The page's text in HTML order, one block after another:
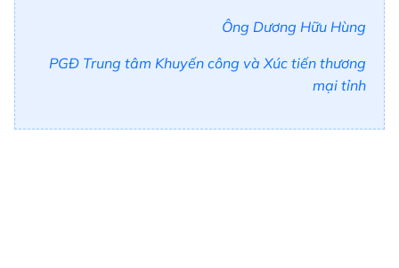
Ông Dương Hữu Hùng
PGĐ Trung tâm Khuyến công và Xúc tiến thương
mại tỉnh